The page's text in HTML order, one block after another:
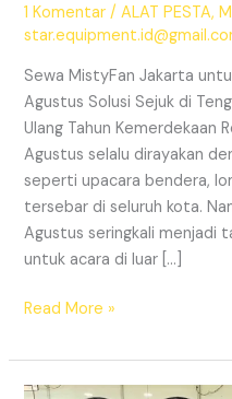
1 Komentar /ALAT PESTA,
Sewa MistyFan Jakarta
Agustus Solusi Sejuk di
Ulang Tahun Kemerdekaan
Agustus selalu dirayakan
seperti upacara bendera,
tersebar di seluruh kota.
Agustus seringkali menjadi
untuk acara di luar […]
SEWA
JAKARTA
UNTUK
Read More »